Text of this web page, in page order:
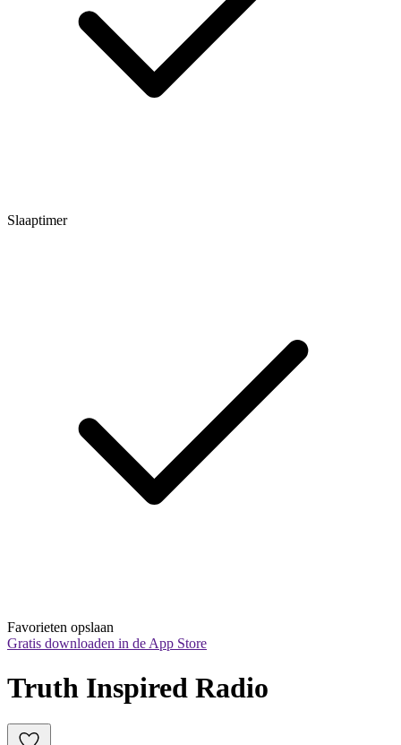
Slaaptimer
Favorieten opslaan
Gratis downloaden in de App Store
Truth Inspired Radio